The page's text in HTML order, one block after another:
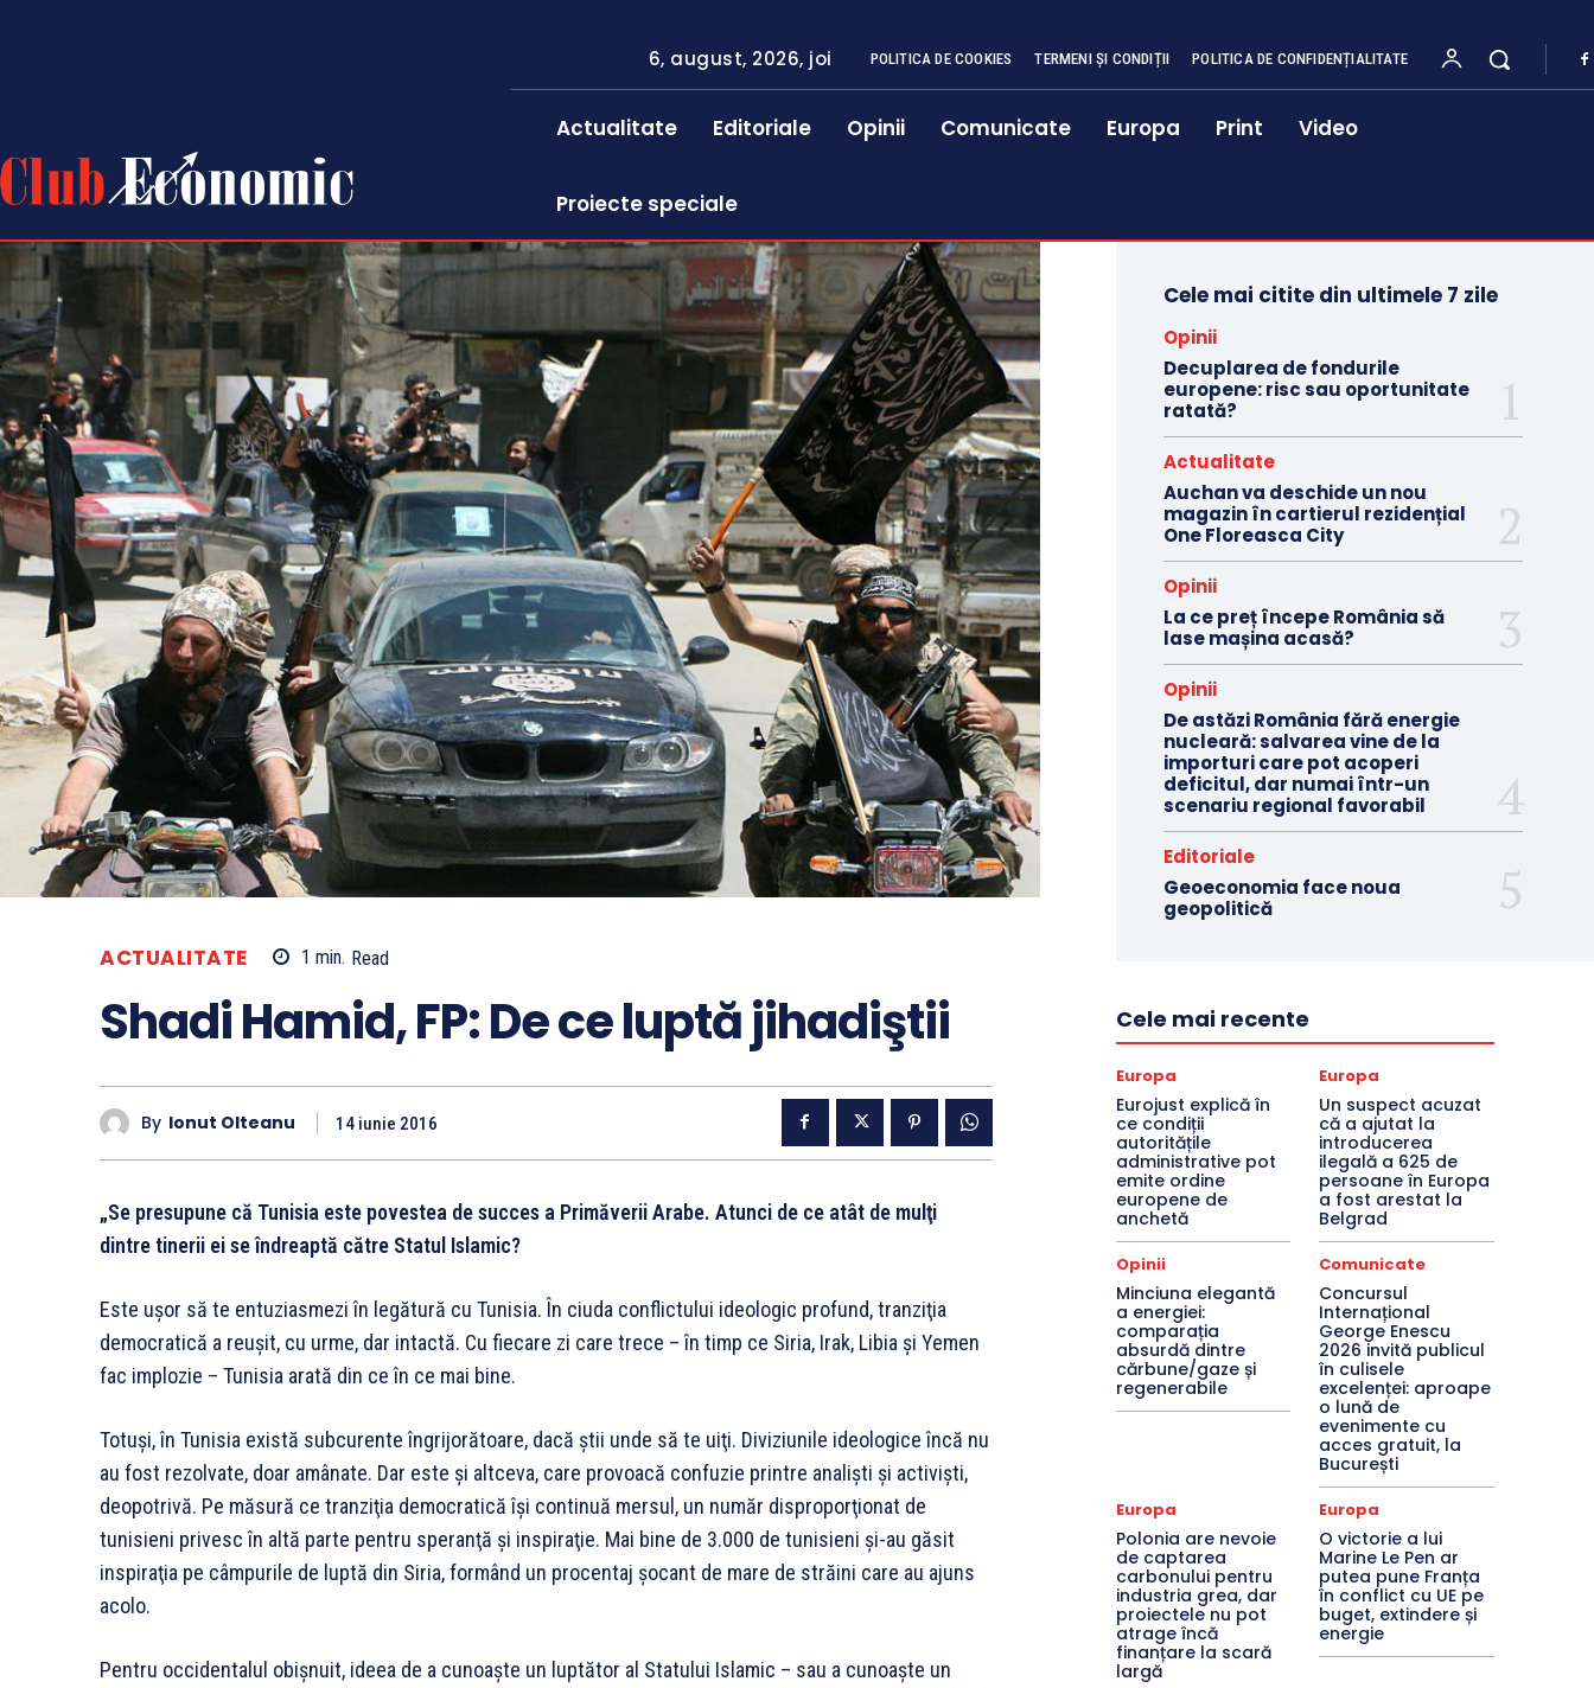
6, august, 2026, joi POLITICA DE COOKIES TERMENI ȘI CONDIȚII POLITICA DE CONFIDENȚIALITATE
Actualitate Editoriale Opinii Comunicate Europa Print Video
Proiecte speciale
ACTUALITATE 1 min. Read
Shadi Hamid, FP: De ce luptă jihadiştii
By Ionut Olteanu 14 iunie 2016
„Se presupune că Tunisia este povestea de succes a Primăverii Arabe. Atunci de ce atât de mulţi
dintre tinerii ei se îndreaptă către Statul Islamic?
Este uşor să te entuziasmezi în legătură cu Tunisia. În ciuda conflictului ideologic profund, tranziţia
democratică a reuşit, cu urme, dar intactă. Cu fiecare zi care trece – în timp ce Siria, Irak, Libia şi Yemen
fac implozie – Tunisia arată din ce în ce mai bine.
Totuşi, în Tunisia există subcurente îngrijorătoare, dacă ştii unde să te uiţi. Diviziunile ideologice încă nu
au fost rezolvate, doar amânate. Dar este şi altceva, care provoacă confuzie printre analişti şi activişti,
deopotrivă. Pe măsură ce tranziţia democratică îşi continuă mersul, un număr disproporţionat de
tunisieni privesc în altă parte pentru speranţă şi inspiraţie. Mai bine de 3.000 de tunisieni şi-au găsit
inspiraţia pe câmpurile de luptă din Siria, formând un procentaj şocant de mare de străini care au ajuns
acolo.
Pentru occidentalul obişnuit, ideea de a cunoaşte un luptător al Statului Islamic – sau a cunoaşte un
Cele mai citite din ultimele 7 zile
Opinii
Decuplarea de fondurile
europene: risc sau oportunitate
ratată?
Actualitate
Auchan va deschide un nou
magazin în cartierul rezidențial
One Floreasca City
Opinii
La ce preț începe România să
lase mașina acasă?
Opinii
De astăzi România fără energie
nucleară: salvarea vine de la
importuri care pot acoperi
deficitul, dar numai într-un
scenariu regional favorabil
Editoriale
Geoeconomia face noua
geopolitică
Cele mai recente
Europa
Eurojust explică în
ce condiții
autoritățile
administrative pot
emite ordine
europene de
anchetă
Europa
Un suspect acuzat
că a ajutat la
introducerea
ilegală a 625 de
persoane în Europa
a fost arestat la
Belgrad
Opinii
Minciuna elegantă
a energiei:
comparația
absurdă dintre
cărbune/gaze și
regenerabile
Comunicate
Concursul
Internațional
George Enescu
2026 invită publicul
în culisele
excelenței: aproape
o lună de
evenimente cu
acces gratuit, la
București
Europa
Polonia are nevoie
de captarea
carbonului pentru
industria grea, dar
proiectele nu pot
atrage încă
finanțare la scară
largă
Europa
O victorie a lui
Marine Le Pen ar
putea pune Franța
în conflict cu UE pe
buget, extindere și
energie